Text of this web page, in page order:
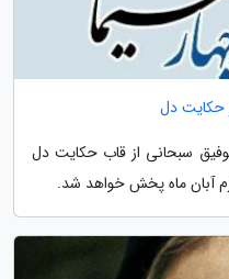
حکایت دل
سبحانی از قاب حکایت دل
آبان ماه پخش خواهد شد.